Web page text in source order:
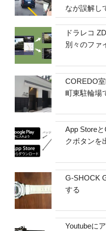
なが誤解し
ドラレコ
別々のファ
COREDO
町東駐輪場
App Store
クボタンを
G-SHOCK
する
Youtubeに